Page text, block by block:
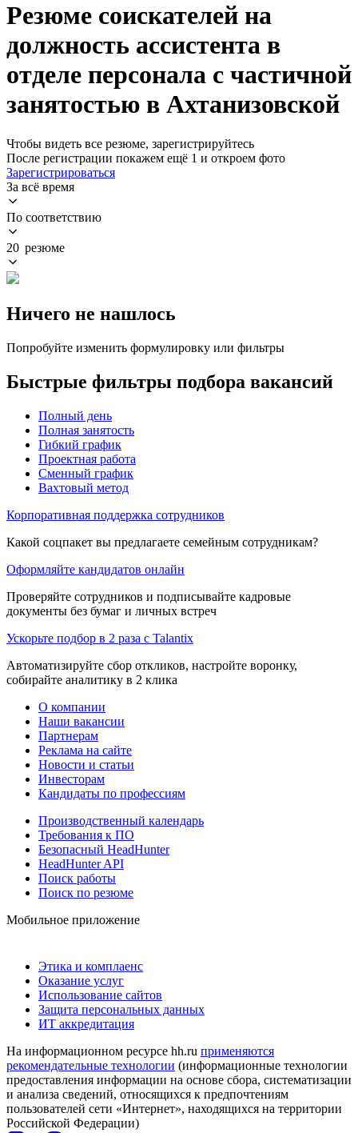
Резюме соискателей на
должность ассистента в
отделе персонала с частичной
занятостью в Ахтанизовской
Чтобы видеть все резюме, зарегистрируйтесь
После регистрации покажем ещё 1 и откроем фото
Зарегистрироваться
За всё время
По соответствию
20 резюме
Ничего не нашлось
Попробуйте изменить формулировку или фильтры
Быстрые фильтры подбора вакансий
Полный день
Полная занятость
Гибкий график
Проектная работа
Сменный график
Вахтовый метод
Корпоративная поддержка сотрудников
Какой соцпакет вы предлагаете семейным сотрудникам?
Оформляйте кандидатов онлайн
Проверяйте сотрудников и подписывайте кадровые
документы без бумаг и личных встреч
Ускорьте подбор в 2 раза с Talantix
Автоматизируйте сбор откликов, настройте воронку,
собирайте аналитику в 2 клика
О компании
Наши вакансии
Партнерам
Реклама на сайте
Новости и статьи
Инвесторам
Кандидаты по профессиям
Производственный календарь
Требования к ПО
Безопасный HeadHunter
HeadHunter API
Поиск работы
Поиск по резюме
Мобильное приложение
Этика и комплаенс
Оказание услуг
Использование сайтов
Защита персональных данных
ИТ аккредитация
На информационном ресурсе hh.ru применяются
рекомендательные технологии (информационные технологии
предоставления информации на основе сбора, систематизации
и анализа сведений, относящихся к предпочтениям
пользователей сети «Интернет», находящихся на территории
Российской Федерации)